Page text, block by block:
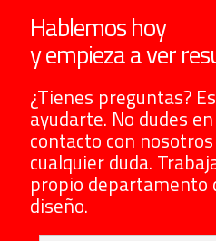
Hablemos hoy
y empieza a ver
¿Tienes preguntas?
ayudarte. No dudes
contacto con
cualquier duda.
propio departamento
diseño.